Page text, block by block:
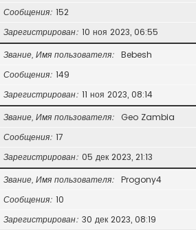
Сообщения 152
Зарегистрирован 10 ноя 2023, 06:55
Звание, Имя пользователя
Bebesh
Сообщения 149
Зарегистрирован 11 ноя 2023, 08:14
Звание, Имя пользователя
Geo Zambia
Сообщения 17
Зарегистрирован 05 дек 2023, 21:13
Звание, Имя пользователя
Progony4
Сообщения 10
Зарегистрирован 30 дек 2023, 08:19